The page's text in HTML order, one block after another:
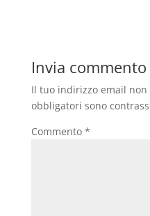
Invia commento
Il tuo indirizzo email
obbligatori sono
Commento *